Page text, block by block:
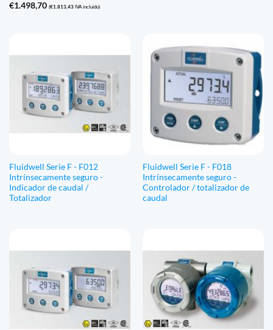
€1.498,70 (€1.813,43IVA incluido)
Fluidwell Serie F - F012
Intrínsecamente seguro -
Indicador de caudal /
Totalizador
Fluidwell Serie F - F018
Intrínsecamente seguro -
Controlador / totalizador de
caudal